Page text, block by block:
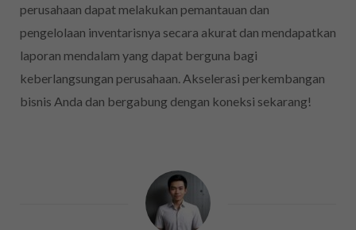
perusahaan dapat melakukan pemantauan dan
pengelolaan inventarisnya secara akurat dan mendapatkan
laporan mendalam yang dapat berguna bagi
keberlangsungan perusahaan. Akselerasi perkembangan
bisnis Anda dan bergabung dengan koneksi sekarang!